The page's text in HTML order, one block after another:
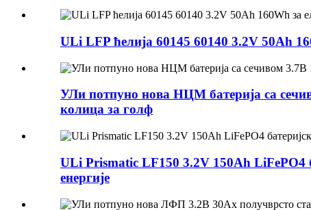
ULi LFP ћелија 60145 60140 3.2V 50Ah
УЛи потпуно нова НЦМ батерија са
колица за голф
ULi Prismatic LF150 3.2V 150Ah LiFePO4
енергије